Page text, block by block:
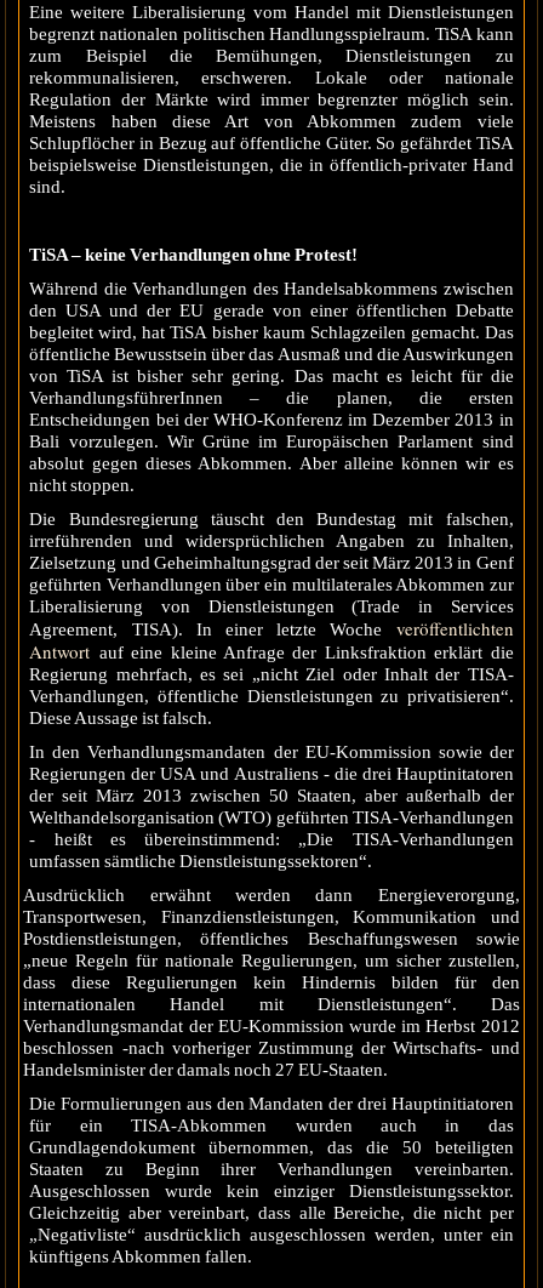
Eine weitere Liberalisierung vom Handel mit Dienstleistungen
begrenzt nationalen politischen Handlungsspielraum. TiSA kann
zum Beispiel die Bemühungen, Dienstleistungen zu
rekommunalisieren, erschweren. Lokale oder nationale
Regulation der Märkte wird immer begrenzter möglich sein.
Meistens haben diese Art von Abkommen zudem viele
Schlupflöcher in Bezug auf öffentliche Güter. So gefährdet TiSA
beispielsweise Dienstleistungen, die in öffentlich-privater Hand
sind.
TiSA – keine Verhandlungen ohne Protest!
Während die Verhandlungen des Handelsabkommens zwischen
den USA und der EU gerade von einer öffentlichen Debatte
begleitet wird, hat TiSA bisher kaum Schlagzeilen gemacht. Das
öffentliche Bewusstsein über das Ausmaß und die Auswirkungen
von TiSA ist bisher sehr gering. Das macht es leicht für die
VerhandlungsführerInnen – die planen, die ersten
Entscheidungen bei der WHO-Konferenz im Dezember 2013 in
Bali vorzulegen. Wir Grüne im Europäischen Parlament sind
absolut gegen dieses Abkommen. Aber alleine können wir es
nicht stoppen.
Die Bundesregierung täuscht den Bundestag mit falschen,
irreführenden und widersprüchlichen Angaben zu Inhalten,
Zielsetzung und Geheimhaltungsgrad der seit März 2013 in Genf
geführten Verhandlungen über ein multilaterales Abkommen zur
Liberalisierung von Dienstleistungen (Trade in Services
Agreement, TISA). In einer letzte Woche veröffentlichten
Antwort auf eine kleine Anfrage der Linksfraktion erklärt die
Regierung mehrfach, es sei „nicht Ziel oder Inhalt der TISA-
Verhandlungen, öffentliche Dienstleistungen zu privatisieren“.
Diese Aussage ist falsch.
In den Verhandlungsmandaten der EU-Kommission sowie der
Regierungen der USA und Australiens - die drei Hauptinitatoren
der seit März 2013 zwischen 50 Staaten, aber außerhalb der
Welthandelsorganisation (WTO) geführten TISA-Verhandlungen
- heißt es übereinstimmend: „Die TISA-Verhandlungen
umfassen sämtliche Dienstleistungssektoren“.
Ausdrücklich erwähnt werden dann Energieverorgung,
Transportwesen, Finanzdienstleistungen, Kommunikation und
Postdienstleistungen, öffentliches Beschaffungswesen sowie
„neue Regeln für nationale Regulierungen, um sicher zustellen,
dass diese Regulierungen kein Hindernis bilden für den
internationalen Handel mit Dienstleistungen“. Das
Verhandlungsmandat der EU-Kommission wurde im Herbst 2012
beschlossen -nach vorheriger Zustimmung der Wirtschafts- und
Handelsminister der damals noch 27 EU-Staaten.
Die Formulierungen aus den Mandaten der drei Hauptinitiatoren
für ein TISA-Abkommen wurden auch in das
Grundlagendokument übernommen, das die 50 beteiligten
Staaten zu Beginn ihrer Verhandlungen vereinbarten.
Ausgeschlossen wurde kein einziger Dienstleistungssektor.
Gleichzeitig aber vereinbart, dass alle Bereiche, die nicht per
„Negativliste“ ausdrücklich ausgeschlossen werden, unter ein
künftigens Abkommen fallen.